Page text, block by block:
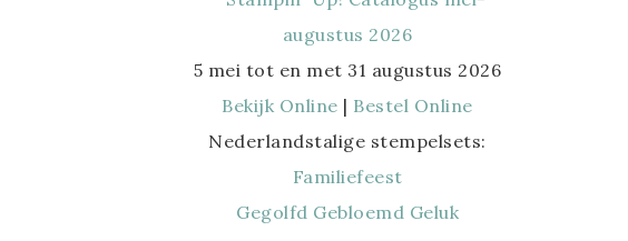
5 mei tot en met 31 augustus 2026
Bekijk Online | Bestel Online
Nederlandstalige stempelsets:
Familiefeest
Gegolfd Gebloemd Geluk